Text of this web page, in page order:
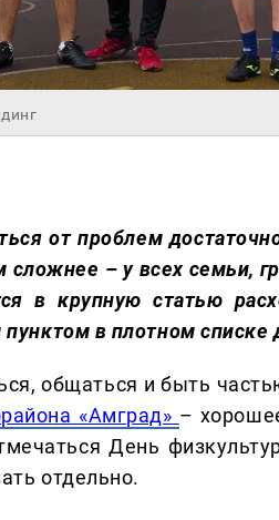
от проблем
– у всех семьи,
в крупную статью
в плотном списке
общаться и быть
«Амград» –
День
отдельно.